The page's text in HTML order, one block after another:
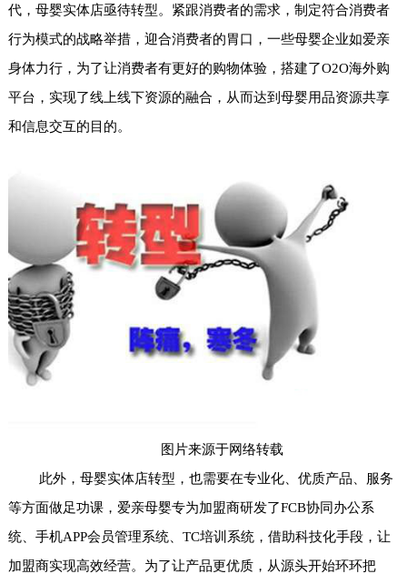
代，母婴实体店亟待转型。紧跟消费者的需求，制定符合消费者
行为模式的战略举措，迎合消费者的胃口，一些母婴企业如爱亲
身体力行，为了让消费者有更好的购物体验，搭建了O2O海外购
平台，实现了线上线下资源的融合，从而达到母婴用品资源共享
和信息交互的目的。
图片来源于网络转载
此外，母婴实体店转型，也需要在专业化、优质产品、服务
等方面做足功课，爱亲母婴专为加盟商研发了FCB协同办公系
统、手机APP会员管理系统、TC培训系统，借助科技化手段，让
加盟商实现高效经营。为了让产品更优质，从源头开始环环把